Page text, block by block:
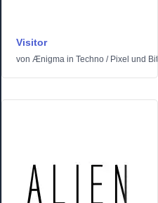
Visitor
von Ænigma in Techno / Pixel und